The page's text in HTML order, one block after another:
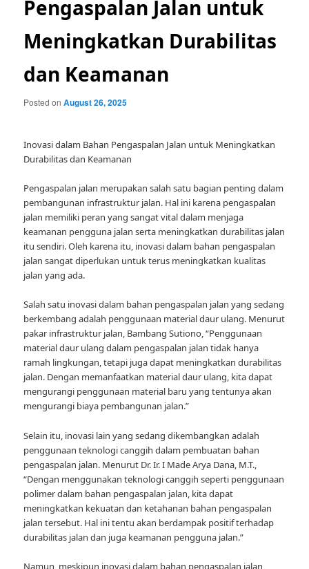
Pengaspalan Jalan untuk
Meningkatkan Durabilitas
dan Keamanan
Posted onAugust 26, 2025
Inovasi dalam Bahan Pengaspalan Jalan untuk Meningkatkan
Durabilitas dan Keamanan
Pengaspalan jalan merupakan salah satu bagian penting dalam
pembangunan infrastruktur jalan. Hal ini karena pengaspalan
jalan memiliki peran yang sangat vital dalam menjaga
keamanan pengguna jalan serta meningkatkan durabilitas jalan
itu sendiri. Oleh karena itu, inovasi dalam bahan pengaspalan
jalan sangat diperlukan untuk terus meningkatkan kualitas
jalan yang ada.
Salah satu inovasi dalam bahan pengaspalan jalan yang sedang
berkembang adalah penggunaan material daur ulang. Menurut
pakar infrastruktur jalan, Bambang Sutiono, “Penggunaan
material daur ulang dalam pengaspalan jalan tidak hanya
ramah lingkungan, tetapi juga dapat meningkatkan durabilitas
jalan. Dengan memanfaatkan material daur ulang, kita dapat
mengurangi penggunaan material baru yang tentunya akan
mengurangi biaya pembangunan jalan.”
Selain itu, inovasi lain yang sedang dikembangkan adalah
penggunaan teknologi canggih dalam pembuatan bahan
pengaspalan jalan. Menurut Dr. Ir. I Made Arya Dana, M.T.,
“Dengan menggunakan teknologi canggih seperti penggunaan
polimer dalam bahan pengaspalan jalan, kita dapat
meningkatkan kekuatan dan ketahanan bahan pengaspalan
jalan tersebut. Hal ini tentu akan berdampak positif terhadap
durabilitas jalan dan juga keamanan pengguna jalan.”
Namun, meskipun inovasi dalam bahan pengaspalan jalan